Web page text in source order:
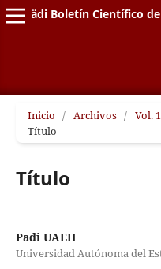
Pädi Boletín Científico
Inicio / Archivos / Vol.
Título
Título
Padi UAEH
Universidad Autónoma del